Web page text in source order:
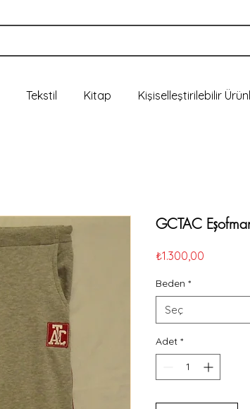
Tekstil Kitap Kişiselleştirilebilir
GCTAC
₺1.300,00
Beden *
Seç
Adet *